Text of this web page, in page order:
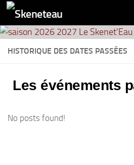
Panneau de gestion des cookies
principal
Skip to content
HISTORIQUE DES DATES PASSÉES
Les événements
No posts found!